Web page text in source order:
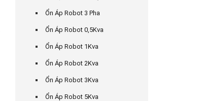
Ổn Áp Robot 3 Pha
Ổn Áp Robot 0,5Kva
Ổn Áp Robot 1Kva
Ổn Áp Robot 2Kva
Ổn Áp Robot 3Kva
Ổn Áp Robot 5Kva